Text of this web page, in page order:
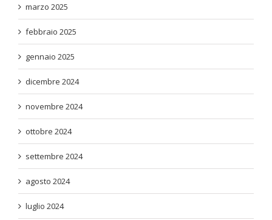
marzo 2025
febbraio 2025
gennaio 2025
dicembre 2024
novembre 2024
ottobre 2024
settembre 2024
agosto 2024
luglio 2024